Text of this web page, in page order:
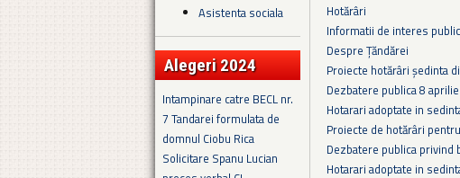
Asistenta sociala
Alegeri 2024
Intampinare catre BECL nr.
7 Tandarei formulata de
domnul Ciobu Rica
Solicitare Spanu Lucian
Hotărâri
Informatii de interes public
Despre Țăndărei
Proiecte hotărâri ședinta
Dezbatere publica 8
Hotarari adoptate in
Proiecte de hotărâri
Dezbatere publica privind
Hotarari adoptate in